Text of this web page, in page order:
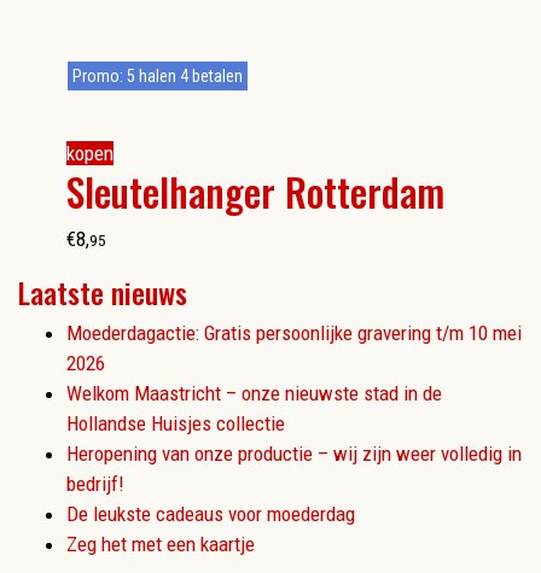
kopen
Sleutelhanger Rotterdam
Promo: 5 halen 4 betalen
€8,95
Laatste nieuws
Moederdagactie: Gratis persoonlijke gravering t/m 10 mei
2026
Welkom Maastricht – onze nieuwste stad in de
Hollandse Huisjes collectie
Heropening van onze productie – wij zijn weer volledig in
bedrijf!
De leukste cadeaus voor moederdag
Zeg het met een kaartje